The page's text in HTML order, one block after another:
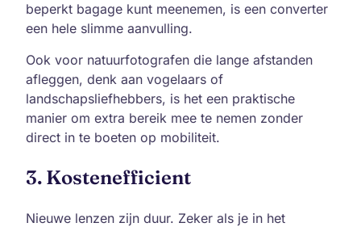
beperkt bagage kunt meenemen, is een converter
een hele slimme aanvulling.
Ook voor natuurfotografen die lange afstanden
afleggen, denk aan vogelaars of
landschapsliefhebbers, is het een praktische
manier om extra bereik mee te nemen zonder
direct in te boeten op mobiliteit.
3. Kostenefficient
Nieuwe lenzen zijn duur. Zeker als je in het